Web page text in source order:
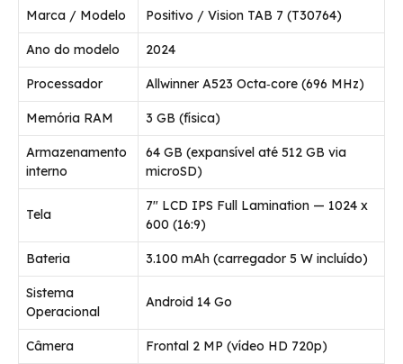
Marca / Modelo Positivo / Vision TAB 7 (T30764)
Ano do modelo 2024
Processador Allwinner A523 Octa‑core (696 MHz)
Memória RAM 3 GB (física)
Armazenamento
interno
64 GB (expansível até 512 GB via
microSD)
Tela
7″ LCD IPS Full Lamination — 1024 x
600 (16:9)
Bateria 3.100 mAh (carregador 5 W incluído)
Sistema
Operacional
Android 14 Go
Câmera Frontal 2 MP (vídeo HD 720p)